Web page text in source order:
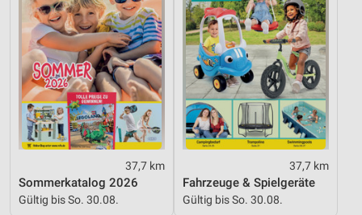
37,7 km
Sommerkatalog 2026
Gültig bis So. 30.08.
37,7 km
Fahrzeuge & Spielgeräte
Gültig bis So. 30.08.